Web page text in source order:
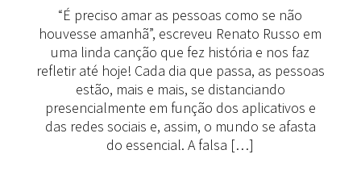
“É preciso amar as pessoas como se não
houvesse amanhã”, escreveu Renato Russo em
uma linda canção que fez história e nos faz
refletir até hoje! Cada dia que passa, as pessoas
estão, mais e mais, se distanciando
presencialmente em função dos aplicativos e
das redes sociais e, assim, o mundo se afasta
do essencial. A falsa […]